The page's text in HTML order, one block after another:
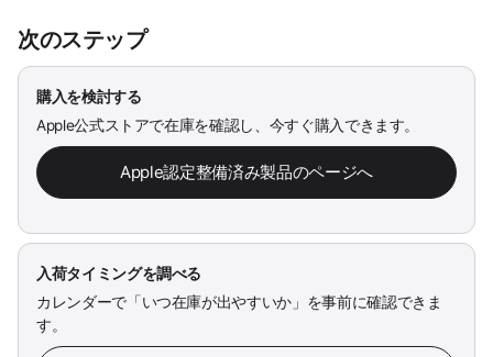
次のステップ
購入を検討する
Apple公式ストアで在庫を確認し、今すぐ購入できます。
Apple認定整備済み製品のページへ
入荷タイミングを調べる
カレンダーで「いつ在庫が出やすいか」を事前に確認できま
す。